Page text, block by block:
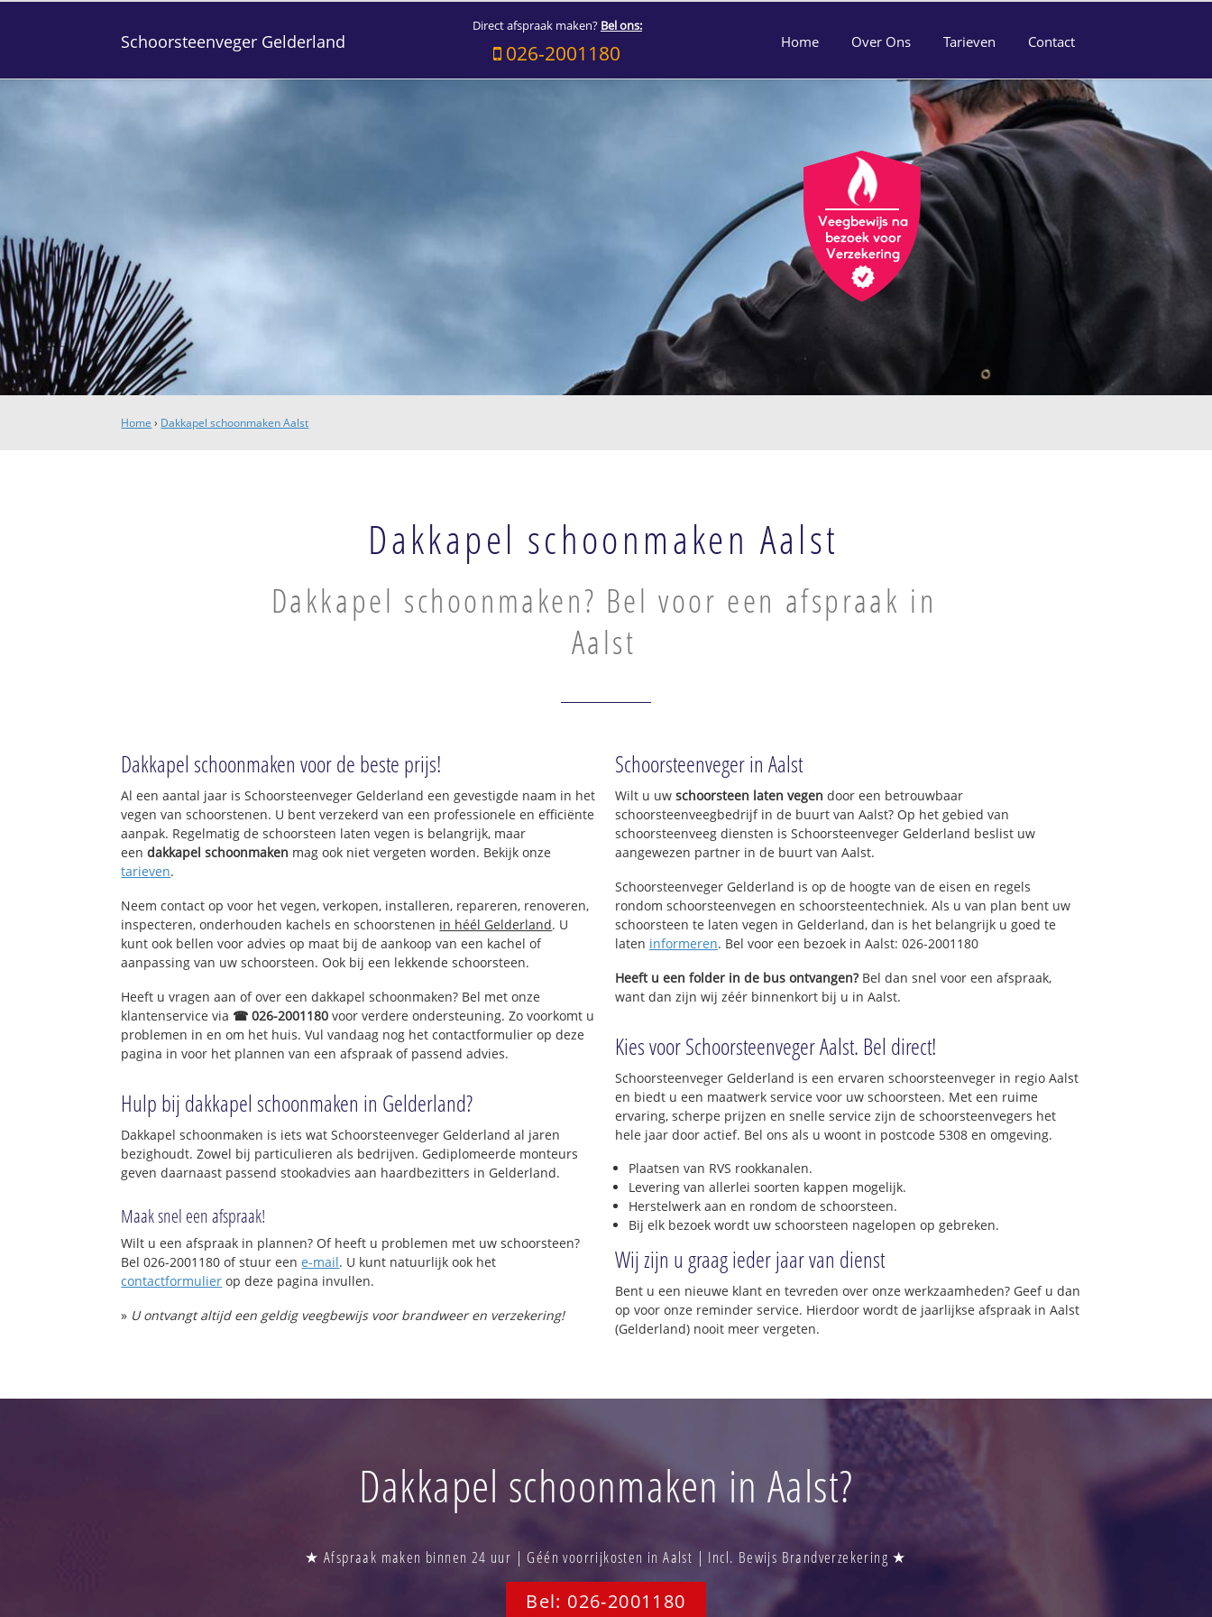
Schoorsteenveger Gelderland
Direct afspraak maken? Bel ons:
026-2001180 Home Over Ons Tarieven Contact
Home › Dakkapel schoonmaken Aalst
Dakkapel schoonmaken Aalst
Dakkapel schoonmaken? Bel voor een afspraak in
Aalst
Dakkapel schoonmaken voor de beste prijs!
Al een aantal jaar is Schoorsteenveger Gelderland een gevestigde naam in het
vegen van schoorstenen. U bent verzekerd van een professionele en efficiënte
aanpak. Regelmatig de schoorsteen laten vegen is belangrijk, maar
eendakkapel schoonmaken mag ook niet vergeten worden. Bekijk onze
tarieven.
Neem contact op voor het vegen, verkopen, installeren, repareren, renoveren,
inspecteren, onderhouden kachels en schoorstenen in héél Gelderland. U
kunt ook bellen voor advies op maat bij de aankoop van een kachel of
aanpassing van uw schoorsteen. Ook bij een lekkende schoorsteen.
Heeft u vragen aan of over een dakkapel schoonmaken? Bel met onze
klantenservice via ☎ 026-2001180 voor verdere ondersteuning. Zo voorkomt u
problemen in en om het huis. Vul vandaag nog het contactformulier op deze
pagina in voor het plannen van een afspraak of passend advies.
Hulp bij dakkapel schoonmaken in Gelderland?
Dakkapel schoonmaken is iets wat Schoorsteenveger Gelderland al jaren
bezighoudt. Zowel bij particulieren als bedrijven. Gediplomeerde monteurs
geven daarnaast passend stookadvies aan haardbezitters in Gelderland.
Maak snel een afspraak!
Wilt u een afspraak in plannen? Of heeft u problemen met uw schoorsteen?
Bel 026-2001180 of stuur eene-mail. U kunt natuurlijk ook het
contactformulier op deze pagina invullen.
» U ontvangt altijd een geldig veegbewijs voor brandweer en verzekering!
Schoorsteenveger in Aalst
Wilt u uw schoorsteen laten vegen door een betrouwbaar
schoorsteenveegbedrijf in de buurt van Aalst? Op het gebied van
schoorsteenveeg diensten is Schoorsteenveger Gelderland beslist uw
aangewezen partner in de buurt van Aalst.
Schoorsteenveger Gelderland is op de hoogte van de eisen en regels
rondom schoorsteenvegen en schoorsteentechniek. Als u van plan bent uw
schoorsteen te laten vegen in Gelderland, dan is het belangrijk u goed te
laten informeren. Bel voor een bezoek in Aalst: 026-2001180
Heeft u een folder in de bus ontvangen?Bel dan snel voor een afspraak,
want dan zijn wij zéér binnenkort bij u in Aalst.
Kies voor Schoorsteenveger Aalst. Bel direct!
Schoorsteenveger Gelderland is een ervaren schoorsteenveger in regio Aalst
en biedt u een maatwerk service voor uw schoorsteen. Met een ruime
ervaring, scherpe prijzen en snelle service zijn de schoorsteenvegers het
hele jaar door actief. Bel ons als u woont in postcode 5308 en omgeving.
Plaatsen van RVS rookkanalen.
Levering van allerlei soorten kappen mogelijk.
Herstelwerk aan en rondom de schoorsteen.
Bij elk bezoek wordt uw schoorsteen nagelopen op gebreken.
Wij zijn u graag ieder jaar van dienst
Bent u een nieuwe klant en tevreden over onze werkzaamheden? Geef u dan
op voor onze reminder service. Hierdoor wordt de jaarlijkse afspraak in Aalst
(Gelderland) nooit meer vergeten.
Dakkapel schoonmaken in Aalst?
★ Afspraak maken binnen 24 uur | Géén voorrijkosten in Aalst | Incl. Bewijs Brandverzekering ★
Bel: 026-2001180